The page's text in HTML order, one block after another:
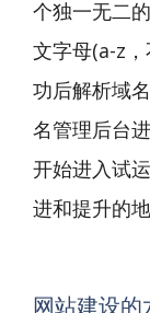
个独一无二
文字母(a-z
功后解析域
名管理后台
开始进入试
进和提升的地
网站建设